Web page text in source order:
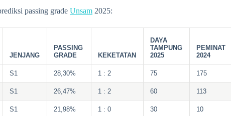
passing grade Unsam 2025:
JENJANG
PASSING
GRADE
KEKETATAN
DAYA
TAMPUNG
2025
PEMINAT
2024
S1 28,30% 1 : 2 75 175
S1 26,47% 1 : 2 60 113
S1 21,98% 1 : 0 30 10